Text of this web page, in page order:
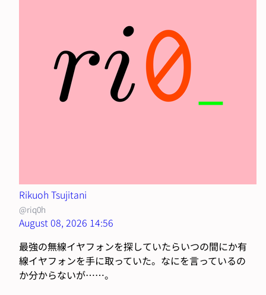
Rikuoh Tsujitani
@riq0h
August 08, 2026 14:56
最強の無線イヤフォンを探していたらいつの間にか有
線イヤフォンを手に取っていた。なにを言っているの
か分からないが……。